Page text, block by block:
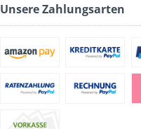
Unsere Zahlungsarten